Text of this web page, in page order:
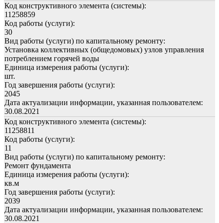
Код конструктивного элемента (системы):
11258859
Код работы (услуги):
30
Вид работы (услуги) по капитальному ремонту:
Установка коллективных (общедомовых) узлов управления
потреблением горячей воды
Единица измерения работы (услуги):
шт.
Год завершения работы (услуги):
2045
Дата актуализации информации, указанная пользователем:
30.08.2021
Код конструктивного элемента (системы):
11258811
Код работы (услуги):
11
Вид работы (услуги) по капитальному ремонту:
Ремонт фундамента
Единица измерения работы (услуги):
кв.м
Год завершения работы (услуги):
2039
Дата актуализации информации, указанная пользователем:
30.08.2021